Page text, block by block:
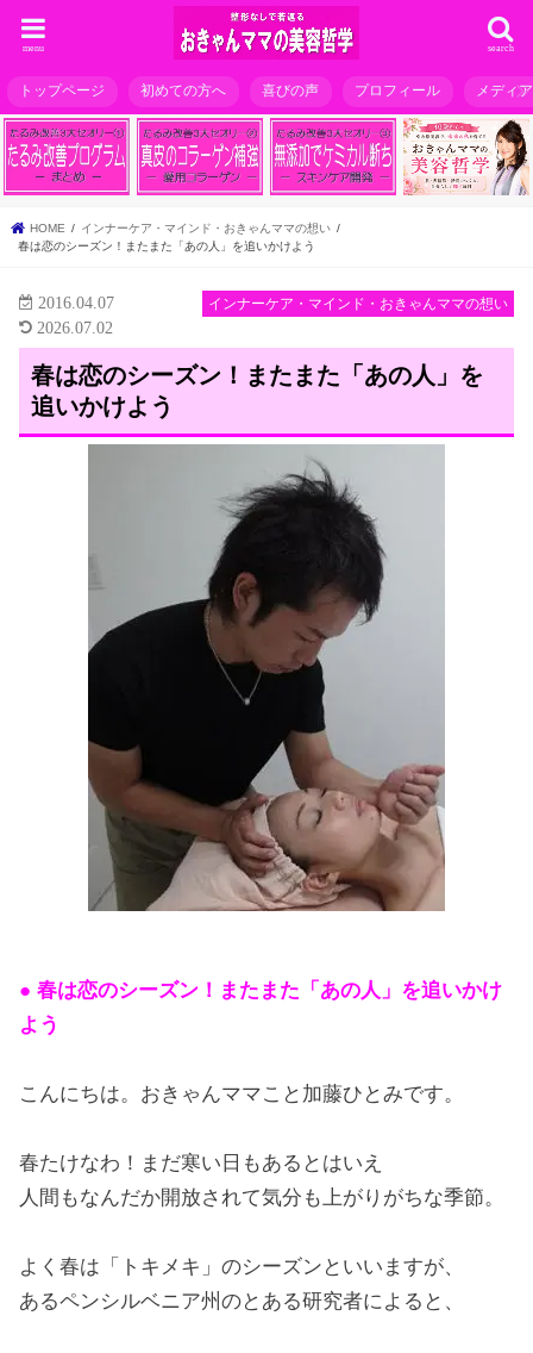
search
menu
トップページ 初めての方へ 喜びの声 プロフィール メディ
HOME
インナーケア・マインド・おきゃんママの想い
春は恋のシーズン！またまた「あの人」を追いかけよう
インナーケア・マインド・おきゃんママの想い
2016.04.07
2026.07.02
春は恋のシーズン！またまた「あの人」を
追いかけよう
● 春は恋のシーズン！またまた「あの人」を追いかけ
よう
こんにちは。おきゃんママこと加藤ひとみです。
春たけなわ！まだ寒い日もあるとはいえ
人間もなんだか開放されて気分も上がりがちな季節。
よく春は「トキメキ」のシーズンといいますが、
あるペンシルベニア州のとある研究者によると、